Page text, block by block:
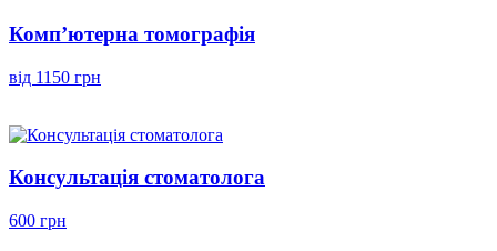
Комп’ютерна томографія
від 1150 грн
Консультація стоматолога
600 грн